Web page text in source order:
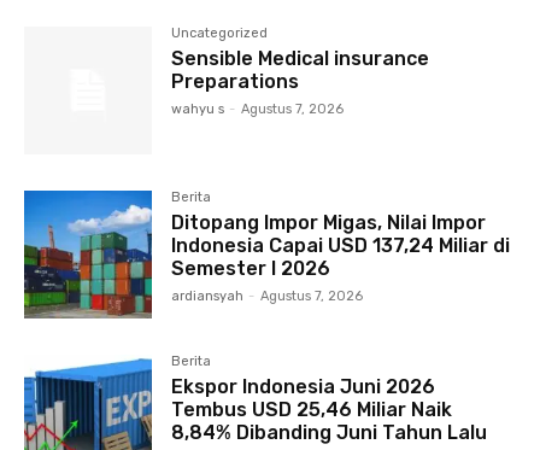
Uncategorized
Sensible Medical insurance
Preparations
wahyu s - Agustus 7, 2026
Berita
Ditopang Impor Migas, Nilai Impor
Indonesia Capai USD 137,24 Miliar di
Semester I 2026
ardiansyah - Agustus 7, 2026
Berita
Ekspor Indonesia Juni 2026
Tembus USD 25,46 Miliar Naik
8,84% Dibanding Juni Tahun Lalu